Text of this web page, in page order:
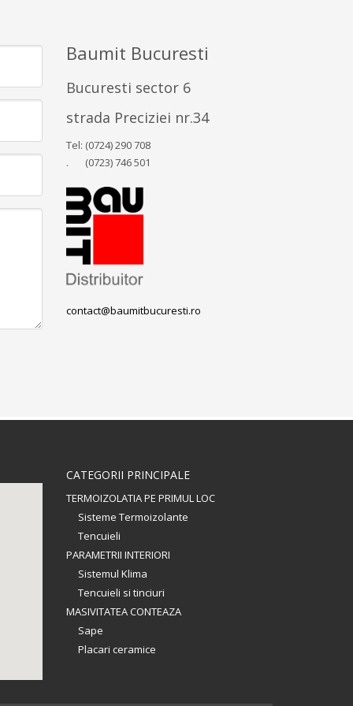
Baumit Bucuresti
Bucuresti sector 6
strada Preciziei nr.34
Tel: (0724) 290 708
. (0723) 746 501
contact@baumitbucuresti.ro
CATEGORII PRINCIPALE
TERMOIZOLATIA PE PRIMUL LOC
Sisteme Termoizolante
Tencuieli
PARAMETRII INTERIORI
Sistemul Klima
Tencuieli si tinciuri
MASIVITATEA CONTEAZA
Sape
Placari ceramice